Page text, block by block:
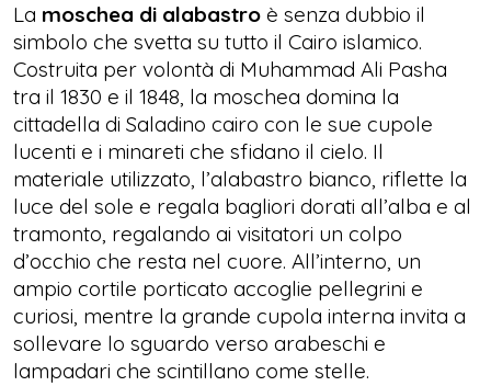
La moschea di alabastro è senza dubbio il
simbolo che svetta su tutto il Cairo islamico.
Costruita per volontà di Muhammad Ali Pasha
tra il 1830 e il 1848, la moschea domina la
cittadella di Saladino cairo con le sue cupole
lucenti e i minareti che sfidano il cielo. Il
materiale utilizzato, l’alabastro bianco, riflette la
luce del sole e regala bagliori dorati all’alba e al
tramonto, regalando ai visitatori un colpo
d’occhio che resta nel cuore. All’interno, un
ampio cortile porticato accoglie pellegrini e
curiosi, mentre la grande cupola interna invita a
sollevare lo sguardo verso arabeschi e
lampadari che scintillano come stelle.